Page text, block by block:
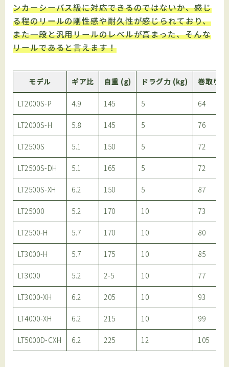
ンカーシーバス級に対応できるのではないか、感じ
る程のリールの剛性感や耐久性が感じられており、
また一段と汎用リールのレベルが高まった、そんな
リールであると言えます！
モデル ギア比 自重 (g) ドラグ力 (kg) 巻取り
LT2000S-P 4.9 145 5 64
LT2000S-H 5.8 145 5 76
LT2500S 5.1 150 5 72
LT2500S-DH 5.1 165 5 72
LT2500S-XH 6.2 150 5 87
LT25000 5.2 170 10 73
LT2500-H 5.7 170 10 80
LT3000-H 5.7 175 10 85
LT3000 5.2 2-5 10 77
LT3000-XH 6.2 205 10 93
LT4000-XH 6.2 215 10 99
LT5000D-CXH 6.2 225 12 105